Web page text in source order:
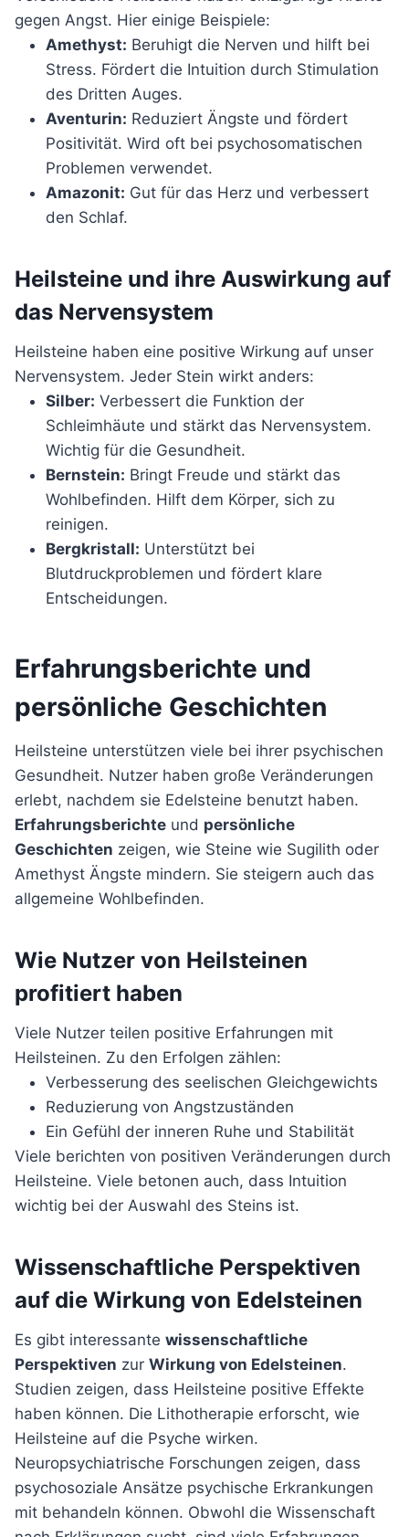
gegen Angst. Hier einige Beispiele:
Amethyst: Beruhigt die Nerven und hilft bei
Stress. Fördert die Intuition durch Stimulation
des Dritten Auges.
Aventurin: Reduziert Ängste und fördert
Positivität. Wird oft bei psychosomatischen
Problemen verwendet.
Amazonit: Gut für das Herz und verbessert
den Schlaf.
Heilsteine und ihre Auswirkung auf
das Nervensystem
Heilsteine haben eine positive Wirkung auf unser
Nervensystem. Jeder Stein wirkt anders:
Silber: Verbessert die Funktion der
Schleimhäute und stärkt das Nervensystem.
Wichtig für die Gesundheit.
Bernstein: Bringt Freude und stärkt das
Wohlbefinden. Hilft dem Körper, sich zu
reinigen.
Bergkristall: Unterstützt bei
Blutdruckproblemen und fördert klare
Entscheidungen.
Erfahrungsberichte und
persönliche Geschichten
Heilsteine unterstützen viele bei ihrer psychischen
Gesundheit. Nutzer haben große Veränderungen
erlebt, nachdem sie Edelsteine benutzt haben.
Erfahrungsberichte und persönliche
Geschichten zeigen, wie Steine wie Sugilith oder
Amethyst Ängste mindern. Sie steigern auch das
allgemeine Wohlbefinden.
Wie Nutzer von Heilsteinen
profitiert haben
Viele Nutzer teilen positive Erfahrungen mit
Heilsteinen. Zu den Erfolgen zählen:
Verbesserung des seelischen Gleichgewichts
Reduzierung von Angstzuständen
Ein Gefühl der inneren Ruhe und Stabilität
Viele berichten von positiven Veränderungen durch
Heilsteine. Viele betonen auch, dass Intuition
wichtig bei der Auswahl des Steins ist.
Wissenschaftliche Perspektiven
auf die Wirkung von Edelsteinen
Es gibt interessante wissenschaftliche
Perspektiven zur Wirkung von Edelsteinen.
Studien zeigen, dass Heilsteine positive Effekte
haben können. Die Lithotherapie erforscht, wie
Heilsteine auf die Psyche wirken.
Neuropsychiatrische Forschungen zeigen, dass
psychosoziale Ansätze psychische Erkrankungen
mit behandeln können. Obwohl die Wissenschaft